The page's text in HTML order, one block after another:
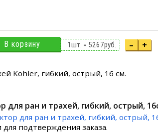
В корзину 1шт. = 5267руб. – +
Kohler, гибкий, острый, 16 см.
для ран и трахей, гибкий, острый,
для ран и трахей, гибкий, острый,
подтверждения заказа.